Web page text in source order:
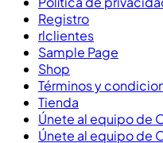
Registro
rlclientes
Sample Page
Shop
Términos y
Tienda
Únete al equipo de
Únete al equipo de